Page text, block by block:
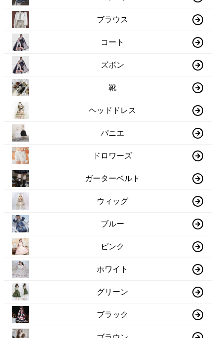
ブラウス
コート
ズボン
靴
ヘッドドレス
パニエ
ドロワーズ
ガーターベルト
ウィッグ
ブルー
ピンク
ホワイト
グリーン
ブラック